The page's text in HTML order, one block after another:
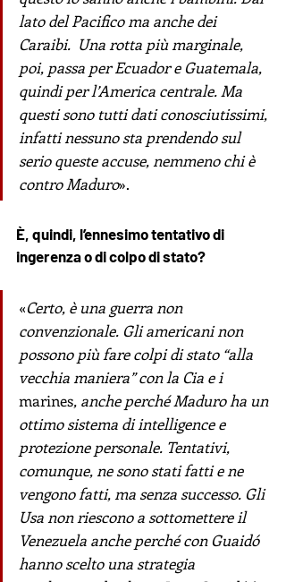
lato del Pacifico ma anche dei
Caraibi.  Una rotta più marginale,
poi, passa per Ecuador e Guatemala,
quindi per l’America centrale. Ma
questi sono tutti dati conosciutissimi,
infatti nessuno sta prendendo sul
serio queste accuse, nemmeno chi è
contro Maduro».
È, quindi, l’ennesimo tentativo di
ingerenza o di colpo di stato?
«Certo, è una guerra non
convenzionale. Gli americani non
possono più fare colpi di stato “alla
vecchia maniera” con la Cia e i
marines, anche perché Maduro ha un
ottimo sistema di intelligence e
protezione personale. Tentativi,
comunque, ne sono stati fatti e ne
vengono fatti, ma senza successo. Gli
Usa non riescono a sottomettere il
Venezuela anche perché con Guaidó
hanno scelto una strategia